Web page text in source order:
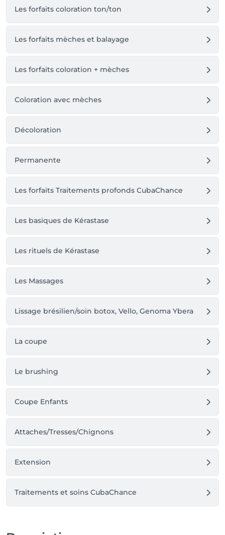
ligne
⚠️ Lors de votre réservation coupe, ne sélectionnez
coupe coiffage). Il vous suffit juste de choisir le soin
Les forfaits coloration ton/ton
Les forfaits mèches et balayage
Les forfaits coloration + mèches
Coloration avec mèches
Décoloration
Permanente
Les forfaits Traitements profonds CubaChance
Les basiques de Kérastase
Les rituels de Kérastase
Les Massages
Lissage brésilien/soin botox, Vello, Genoma Ybera
La coupe
Le brushing
Coupe Enfants
Attaches/Tresses/Chignons
Extension
Traitements et soins CubaChance